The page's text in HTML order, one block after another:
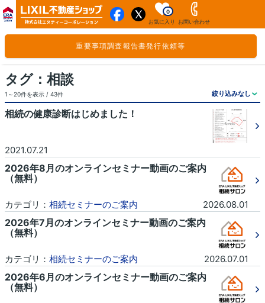
お気に入り
0
お問い合わせ
重要事項調査報告書発行依頼等
タグ：相談
1～20件を表示 / 43件
相続の健康診断はじめました！
2021.07.21
2026年8月のオンラインセミナー動画のご案内
（無料）
カテゴリ： 相続セミナーのご案内 2026.08.01
2026年7月のオンラインセミナー動画のご案内
（無料）
カテゴリ： 相続セミナーのご案内 2026.07.01
2026年6月のオンラインセミナー動画のご案内
（無料）